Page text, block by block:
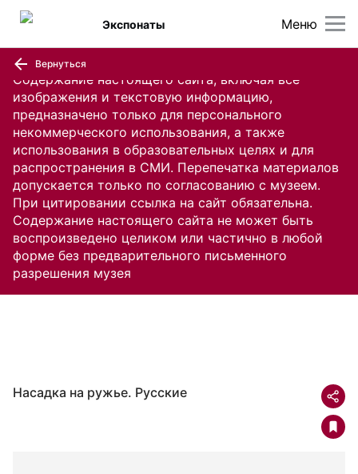
Содержание настоящего сайта, включая все
изображения и текстовую информацию,
предназначено только для персонального
некоммерческого использования, а также
использования в образовательных целях и для
распространения в СМИ. Перепечатка материалов
допускается только по согласованию с музеем.
При цитировании ссылка на сайт обязательна.
Содержание настоящего сайта не может быть
воспроизведено целиком или частично в любой
форме без предварительного письменного
разрешения музея
Меню
Экспонаты
Вернуться
Насадка на ружье. Русские